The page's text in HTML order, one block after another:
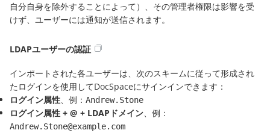
自分自身を除外することによって）、その管理者権限は影響を受
けず、ユーザーには通知が送信されます。
LDAPユーザーの認証
インポートされた各ユーザーは、次のスキームに従って形成され
たログインを使用してDocSpaceにサインインできます：
ログイン属性、例： Andrew.Stone
ログイン属性 + @ + LDAPドメイン、例：
Andrew.Stone@example.com